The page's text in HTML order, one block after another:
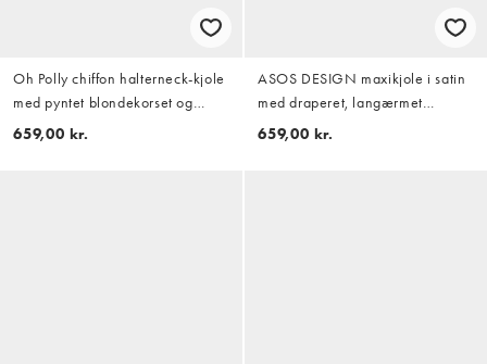
Oh Polly chiffon halterneck-kjole
med pyntet blondekorset og
minilængde i hvid
659,00 kr.
ASOS DESIGN maxikjole i satin
med draperet, langærmet
krydsfront og høj hals i navy
659,00 kr.